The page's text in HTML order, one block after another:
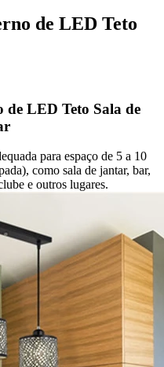
de LED Teto
de LED Teto Sala de
para espaço de 5 a 10
como sala de jantar, bar,
e outros lugares.